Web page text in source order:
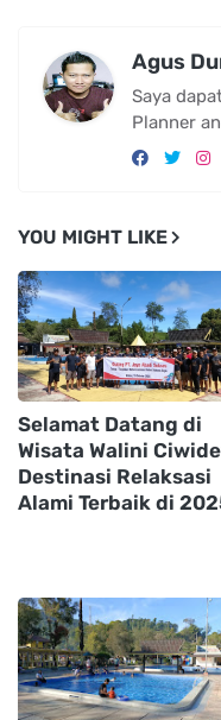
Agus
Saya
Planner
YOU MIGHT LIKE
Selamat Datang di
Wisata Walini
Destinasi Relaksasi
Alami Terbaik di